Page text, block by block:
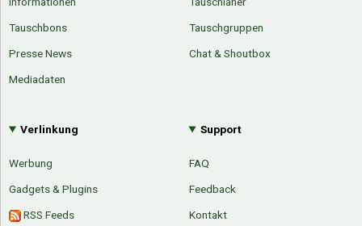
Tauschbons
Presse News
Mediadaten
Tauschgruppen
Chat & Shoutbox
Verlinkung
Werbung
Gadgets & Plugins
RSS Feeds
Support
FAQ
Feedback
Kontakt